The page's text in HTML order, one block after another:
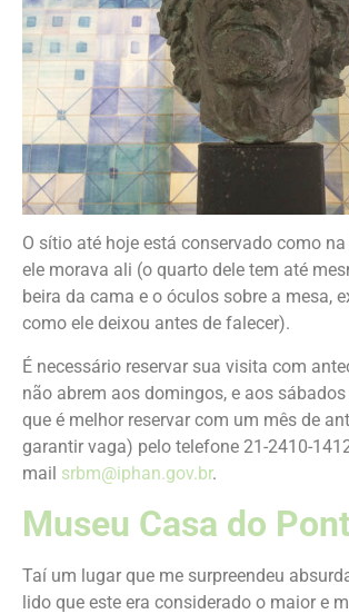
O sítio até hoje está conservado como
ele morava ali (o quarto dele tem até
beira da cama e o óculos sobre a mesa,
como ele deixou antes de falecer).
É necessário reservar sua visita com
não abrem aos domingos, e aos
que é melhor reservar com um mês de
garantir vaga) pelo telefone 21-2410-
mail srbm@iphan.gov.br.
Museu Casa do
Taí um lugar que me surpreendeu
lido que este era considerado o maior e